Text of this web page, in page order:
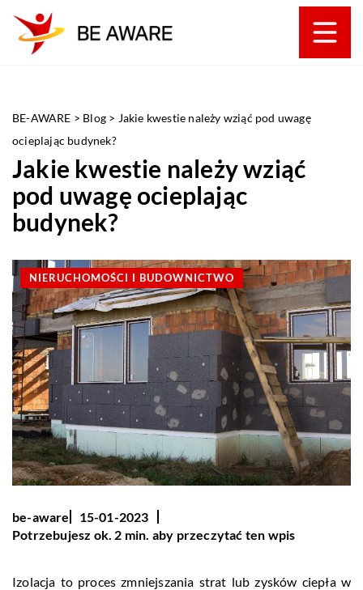
BE-AWARE > Blog > Jakie kwestie należy wziąć pod uwagę
ocieplając budynek?
Jakie kwestie należy wziąć
pod uwagę ocieplając
budynek?
NIERUCHOMOŚCI I BUDOWNICTWO
be-aware
15-01-2023
Potrzebujesz ok. 2 min. aby przeczytać ten wpis
Izolacja to proces zmniejszania strat lub zysków ciepła w